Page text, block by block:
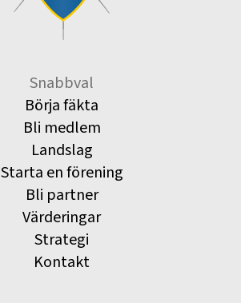
Snabbval
Börja fäkta
Bli medlem
Landslag
Starta en förening
Bli partner
Värderingar
Strategi
Kontakt